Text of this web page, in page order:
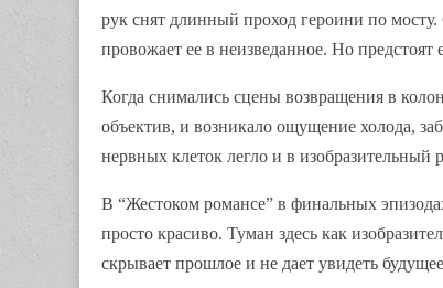
рук снят длинный проход героини по
провожает ее в неизведанное. Но предстоят
Когда снимались сцены возвращения в
объектив, и возникало ощущение холода,
нервных клеток легло и в изобразительный
В “Жестоком романсе” в финальных
просто красиво. Туман здесь как
скрывает прошлое и не дает увидеть